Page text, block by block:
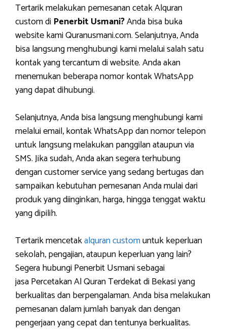
Tertarik melakukan pemesanan cetak Alquran
custom di Penerbit Usmani?Anda bisa buka
website kami Quranusmani.com. Selanjutnya, Anda
bisa langsung menghubungi kami melalui salah satu
kontak yang tercantum di website. Anda akan
menemukan beberapa nomor kontak WhatsApp
yang dapat dihubungi.
Selanjutnya, Anda bisa langsung menghubungi kami
melalui email, kontak WhatsApp dan nomor telepon
untuk langsung melakukan panggilan ataupun via
SMS. Jika sudah, Anda akan segera terhubung
dengan customer service yang sedang bertugas dan
sampaikan kebutuhan pemesanan Anda mulai dari
produk yang diinginkan, harga, hingga tenggat waktu
yang dipilih.
Tertarik mencetakalquran customuntuk keperluan
sekolah, pengajian, ataupun keperluan yang lain?
Segera hubungi Penerbit Usmani sebagai
jasa Percetakan Al Quran Terdekat di Bekasi yang
berkualitas dan berpengalaman. Anda bisa melakukan
pemesanan dalam jumlah banyak dan dengan
pengerjaan yang cepat dan tentunya berkualitas.